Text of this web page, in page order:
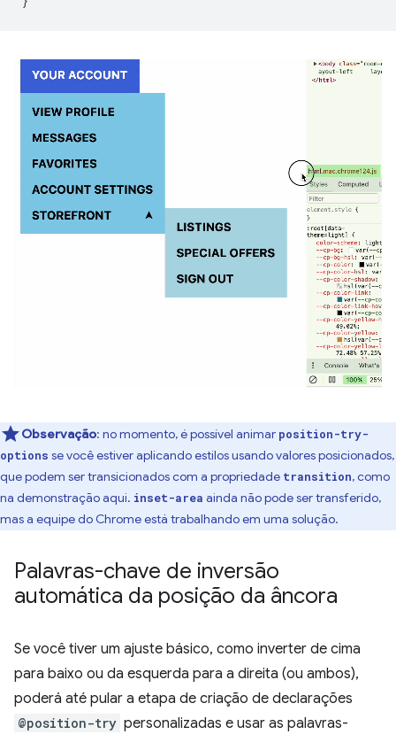
Observação: no momento, é possível animar position-try-
options se você estiver aplicando estilos usando valores posicionados,
que podem ser transicionados com a propriedade transition, como
na demonstração aqui. inset-area ainda não pode ser transferido,
mas a equipe do Chrome está trabalhando em uma solução.
Palavras-chave de inversão
automática da posição da âncora
Se você tiver um ajuste básico, como inverter de cima
para baixo ou da esquerda para a direita (ou ambos),
poderá até pular a etapa de criação de declarações
@position-try personalizadas e usar as palavras-